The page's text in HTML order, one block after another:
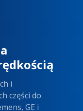
i
części do
GE i